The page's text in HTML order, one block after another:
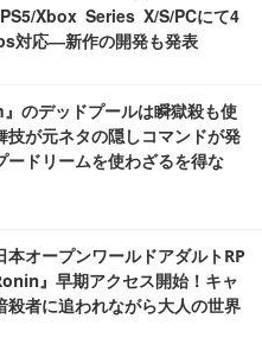
Xbox Series X/S/PCにて4
対応―新作の開発も発表
のデッドプールは瞬獄殺も使
技が元ネタの隠しコマンドが発
ードリームを使わざるを得な
本オープンワールドアダルトRP
』早期アクセス開始！キャ
殺者に追われながら大人の世界